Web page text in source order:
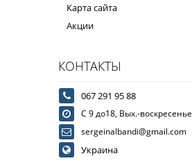
Карта сайта
Акции
КОНТАКТЫ
067 291 95 88
С 9 до18, Вых.-воскресенье
sergeinalbandi@gmail.com
Украина